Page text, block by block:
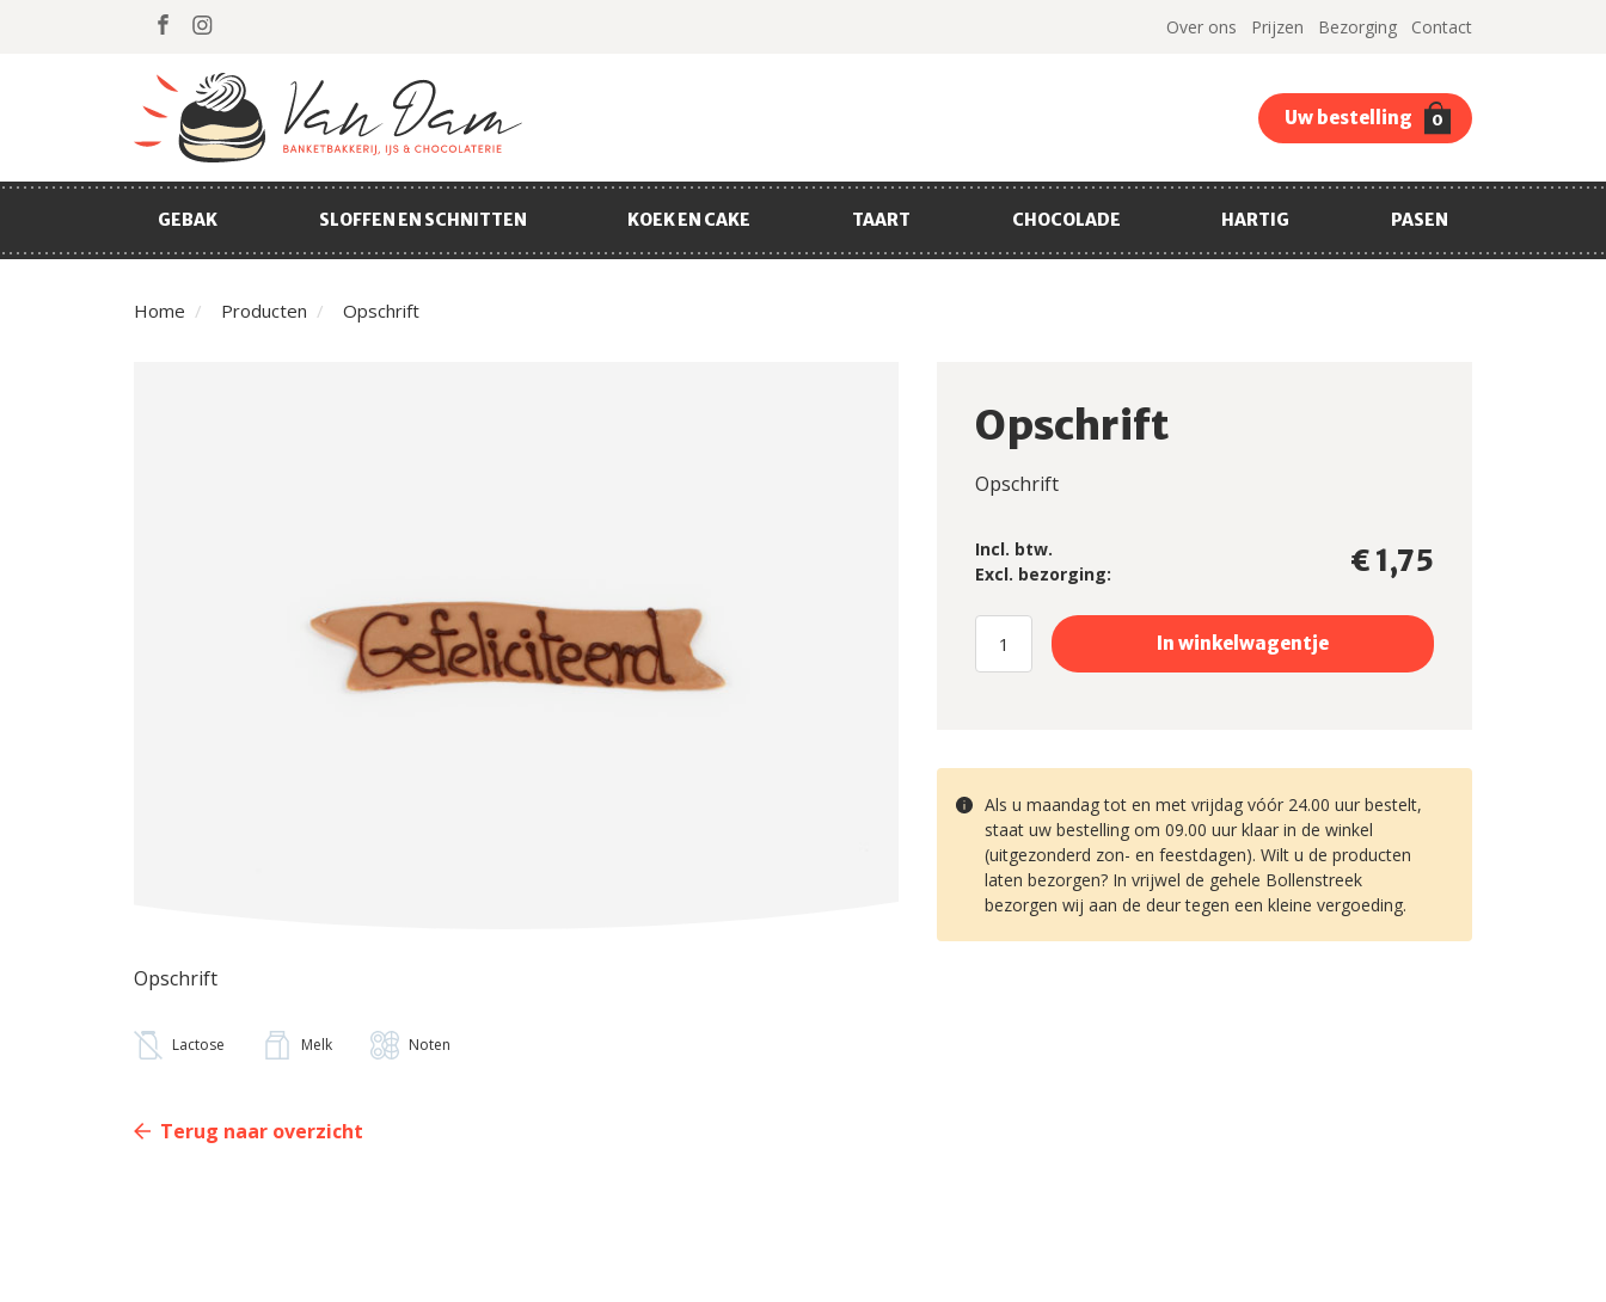
Over ons Prijzen Bezorging Contact
Uw bestelling 0
GEBAK SLOFFEN EN SCHNITTEN KOEK EN CAKE TAART CHOCOLADE HARTIG PASEN
Home Producten Opschrift
Opschrift
Opschrift
Incl. btw.
Excl. bezorging:
€ 1,75
Als u maandag tot en met vrijdag vóór 24.00 uur bestelt,
staat uw bestelling om 09.00 uur klaar in de winkel
(uitgezonderd zon- en feestdagen). Wilt u de producten
laten bezorgen? In vrijwel de gehele Bollenstreek
bezorgen wij aan de deur tegen een kleine vergoeding.
Opschrift
Lactose Melk Noten
Terug naar overzicht